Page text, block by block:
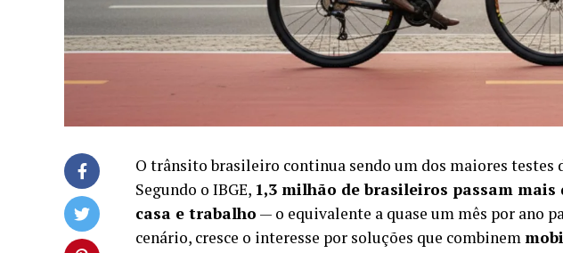
O trânsito brasileiro continua sendo um dos maiores testes
Segundo o IBGE, 1,3 milhão de brasileiros passam
casa e trabalho — o equivalente a quase um mês por ano
cenário, cresce o interesse por soluções que combinem